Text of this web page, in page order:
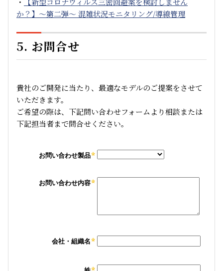
か？】～第二弾～ 混雑状況モニタリング/導線管理
5. お問合せ
貴社のご開発に当たり、最適なモデルのご提案をさせて
いただきます。
ご希望の際は、下記問い合わせフォームより相談または
下記担当者まで問合せください。